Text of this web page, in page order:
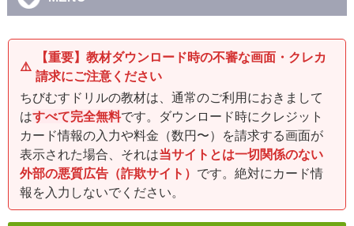
⚠️
【重要】教材ダウンロード時の不審な画面・クレカ
請求にご注意ください
ちびむすドリルの教材は、通常のご利用におきまして
はすべて完全無料です。ダウンロード時にクレジット
カード情報の入力や料金（数円〜）を請求する画面が
表示された場合、それは当サイトとは一切関係のない
外部の悪質広告（詐欺サイト） です。絶対にカード情
報を入力しないでください。